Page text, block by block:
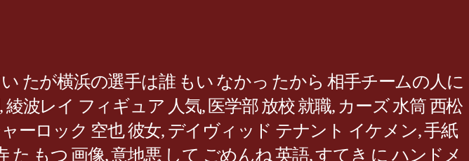
たが横浜の選手は誰 もい なかっ たから 相手チームの人に
,綾波レイ フィギュア 人気, 医学部 放校 就職, カーズ 水筒 西松
ーロック 空也 彼女, デイヴィッド テナント イケメン,手紙
た もつ 画像,意地悪 して ごめんね 英語,すてき に ハンドメ